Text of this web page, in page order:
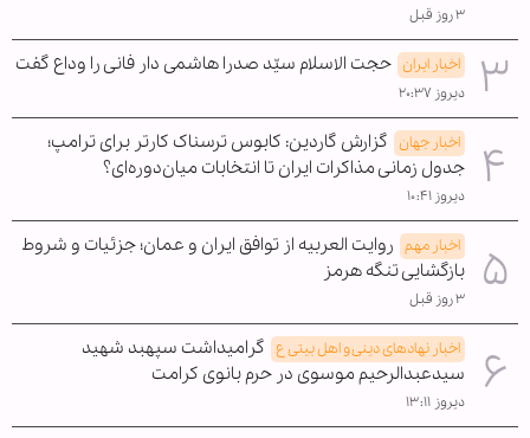
۳ روز قبل
اخبار ایران حجت الاسلام سیّد صدرا هاشمی دار فانی را وداع گفت
دیروز ۲۰:۳۷
اخبار جهان گزارش گاردین: کابوس ترسناک کارتر برای ترامپ؛
جدول زمانی مذاکرات ایران تا انتخابات میان‌دوره‌ای؟
دیروز ۱۰:۴۱
اخبار مهم روایت العربیه از توافق ایران و عمان؛ جزئیات و شروط
بازگشایی تنگه هرمز
۳ روز قبل
اخبار نهادهای دینی و اهل بیتی ع گرامیداشت سپهبد شهید
سیدعبدالرحیم موسوی در حرم بانوی کرامت
دیروز ۱۳:۱۱